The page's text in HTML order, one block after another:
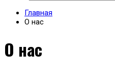
Главная
О нас
О нас